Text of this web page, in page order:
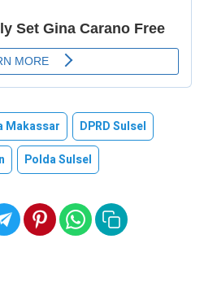
Makassar
DPRD Sulsel
Polda Sulsel